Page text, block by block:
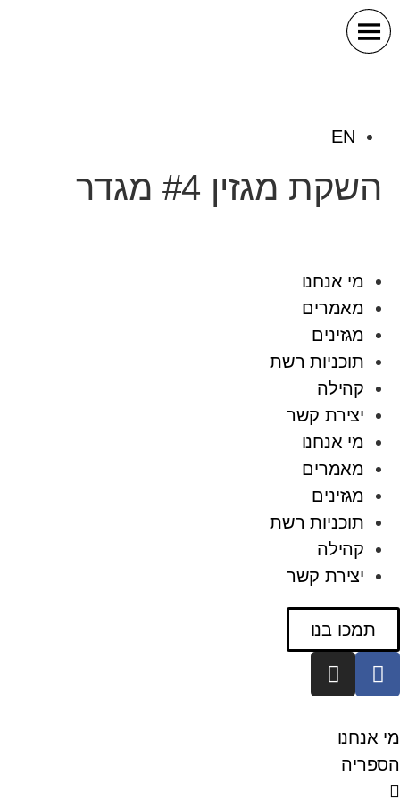
EN
השקת מגזין #4 מגדר
מי אנחנו
מאמרים
מגזינים
תוכניות רשת
קהילה
יצירת קשר
מי אנחנו
מאמרים
מגזינים
תוכניות רשת
קהילה
יצירת קשר
תמכו בנו
מי אנחנו
הספריה